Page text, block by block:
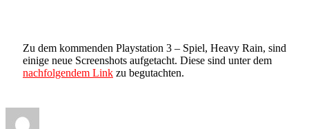
Zu dem kommenden Playstation 3 – Spiel, Heavy Rain, sind
einige neue Screenshots aufgetacht. Diese sind unter dem
nachfolgendem Link zu begutachten.